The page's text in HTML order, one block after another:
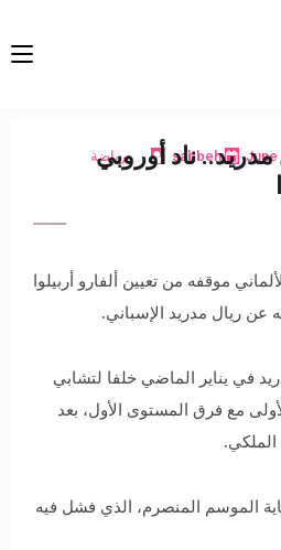
sabbeh رياضة
ناد أوروبي
موقفه من تعيين ألفارو أربيلوا
عن ريال مدريد الإسباني.
في يناير الماضي خلفا لتشابي
مع فرق المستوى الأول، بعد
الملكي.
الموسم المنصرم، الذي فشل فيه